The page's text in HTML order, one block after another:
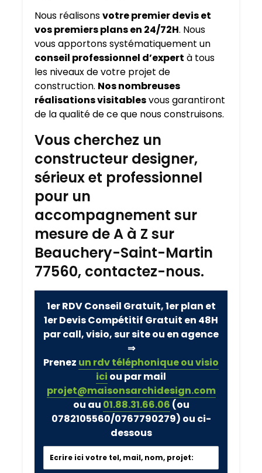
Nous réalisonsvotre premier devis et
vos premiers plans en 24/72H. Nous
vous apportons systématiquement un
conseil professionnel d’expert à tous
les niveaux de votre projet de
construction. Nos nombreuses
réalisations visitablesvous garantiront
de la qualité de ce que nous construisons.
Vous cherchez un
constructeur designer,
sérieux et professionnel
pour un
accompagnement sur
mesure de A à Z sur
Beauchery-Saint-Martin
77560, contactez-nous.
1er RDV Conseil Gratuit, 1er plan et
1er Devis Compétitif Gratuit en 48H
par call, visio, sur site ou en agence
⇒
Prenez un rdv téléphonique ou visio
ici ou par mail
projet@maisonsarchidesign.com
ou au 01.88.31.66.06 (ou
0782105560/0767790279) ou ci-
dessous